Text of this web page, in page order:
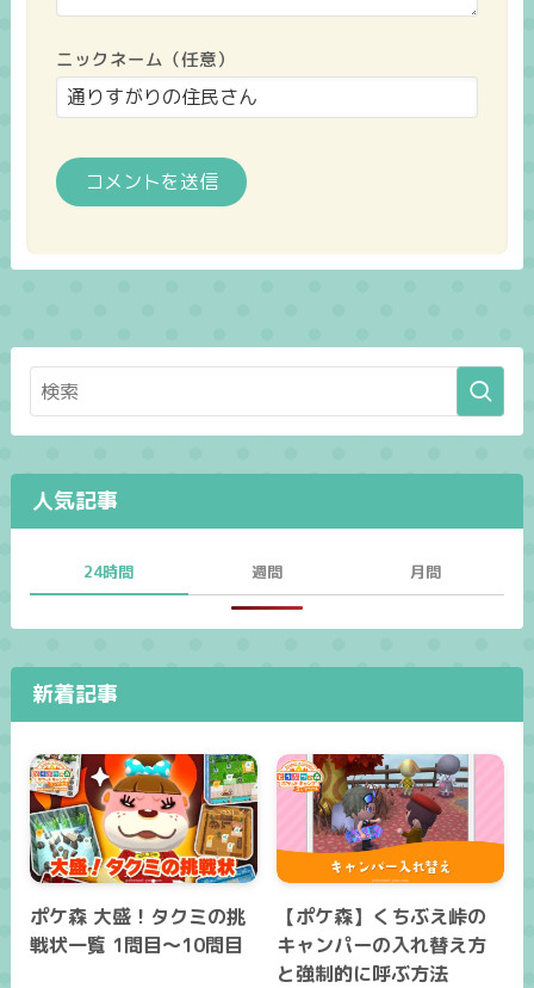
ニックネーム（任意）
人気記事
24時間 週間 月間
新着記事
ポケ森 大盛！タクミの挑
戦状一覧 1問目～10問目
【ポケ森】くちぶえ峠の
キャンパーの入れ替え方
と強制的に呼ぶ方法